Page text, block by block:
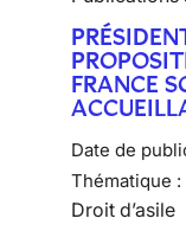
FRANCE
Date de
Thématique :
Droit d’asile